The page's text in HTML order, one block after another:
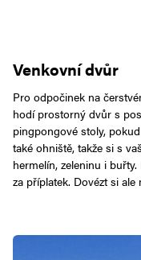
Venkovní dvůr
Pro odpočinek na
hodí prostorný dvůr s
pingpongové stoly,
také ohniště, takže si s
hermelín, zeleninu i
za příplatek. Dovézt si ale